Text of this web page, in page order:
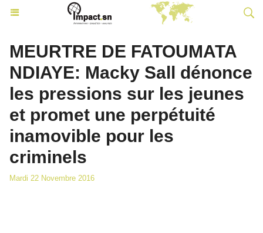
MEURTRE DE FATOUMATA
NDIAYE: Macky Sall dénonce
les pressions sur les jeunes
et promet une perpétuité
inamovible pour les
criminels
Mardi 22 Novembre 2016